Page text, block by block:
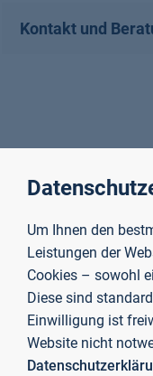
Kontakt und
Um Ihnen den
Leistungen der
Cookies – sowohl
Diese sind
Einwilligung ist
Website nicht